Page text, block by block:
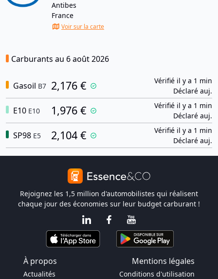
Antibes
France
Voir sur la carte
Carburants au 6 août 2026
Gasoil B7 2,176 €
Vérifié il y a 1 min
Déclaré auj.
E10 E10 1,976 €
Vérifié il y a 1 min
Déclaré auj.
SP98 E5 2,104 €
Vérifié il y a 1 min
Déclaré auj.
Rejoignez les 1,5 million d'automobilistes qui réalisent
chaque jour des économies sur leur budget carburant !
À propos Mentions légales
Actualités Conditions d'utilisation